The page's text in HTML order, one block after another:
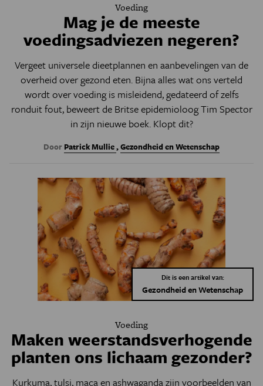
Voeding
Mag je de meeste
voedingsadviezen negeren?
Vergeet universele dieetplannen en aanbevelingen van de
overheid over gezond eten. Bijna alles wat ons verteld
wordt over voeding is misleidend, gedateerd of zelfs
ronduit fout, beweert de Britse epidemioloog Tim Spector
in zijn nieuwe boek. Klopt dit?
Door Patrick Mullie,Gezondheid en Wetenschap
Dit is een artikel van:
Gezondheid en Wetenschap
Voeding
Maken weerstandsverhogende
planten ons lichaam gezonder?
Kurkuma, tulsi, maca en ashwaganda zijn voorbeelden van